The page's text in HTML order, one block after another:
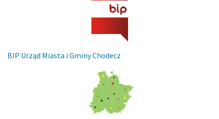
BIP Urząd Miasta i Gminy Chodecz